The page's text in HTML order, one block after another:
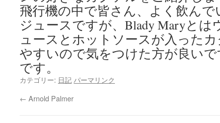
飛行機の中で皆さん、よく飲ん
ジュースですが、 Blady Maryと
ュースとホットソースが入った
やすいので気をつけた方が良い
です。
カテゴリー: 日記 パーマリンク
← Arnold Palmer